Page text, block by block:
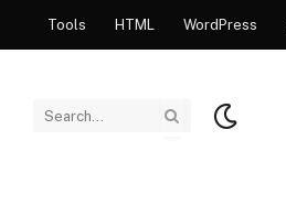
Tools HTML WordPress